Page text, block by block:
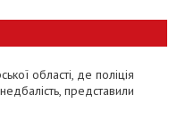
області, де поліція
представили